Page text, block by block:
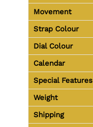
Movement
Strap Colour
Dial Colour
Calendar
Special Features
Weight
Shipping